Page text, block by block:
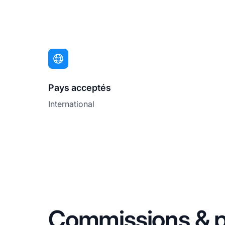
Pays acceptés
International
Commissions &